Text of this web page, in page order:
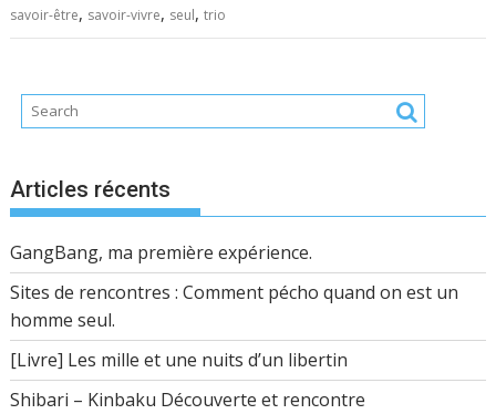
savoir-être, savoir-vivre, seul,trio
Articles récents
GangBang, ma première expérience.
Sites de rencontres : Comment pécho quand on est un
homme seul.
[Livre] Les mille et une nuits d’un libertin
Shibari – Kinbaku Découverte et rencontre